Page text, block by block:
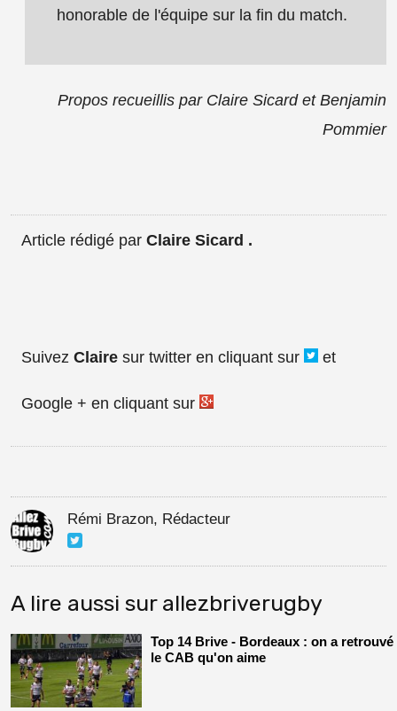
honorable de l'équipe sur la fin du match.
Propos recueillis par Claire Sicard et Benjamin
Pommier
Article rédigé par Claire Sicard .
Suivez Claire sur twitter en cliquant sur et
Google + en cliquant sur
Rémi Brazon, Rédacteur
A lire aussi sur allezbriverugby
Top 14 Brive - Bordeaux : on a retrouvé
le CAB qu'on aime